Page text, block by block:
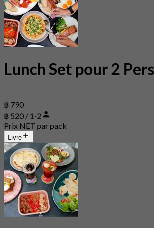
Lunch Set pour 2
฿ 790
฿ 520 / 1-2
Prix NET par pack
Livre